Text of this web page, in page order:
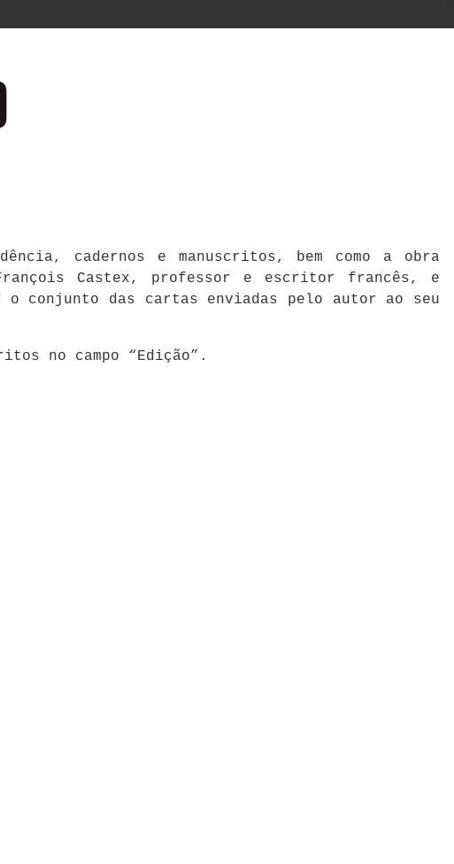
cadernos e manuscritos, bem como a obra
Castex, professor e escritor francês, e
o conjunto das cartas enviadas pelo autor ao seu
no campo “Edição”.